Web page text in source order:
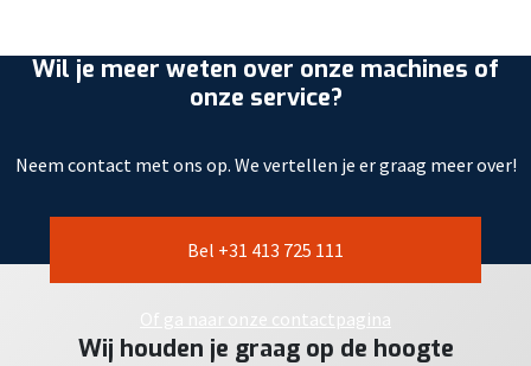
Wil je meer weten over onze machines of
onze service?
Neem contact met ons op. We vertellen je er graag meer over!
Bel +31 413 725 111
Of ga naar onze contactpagina
Wij houden je graag op de hoogte